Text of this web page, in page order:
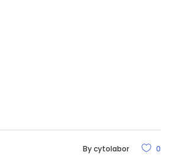
Bycytolabor 0